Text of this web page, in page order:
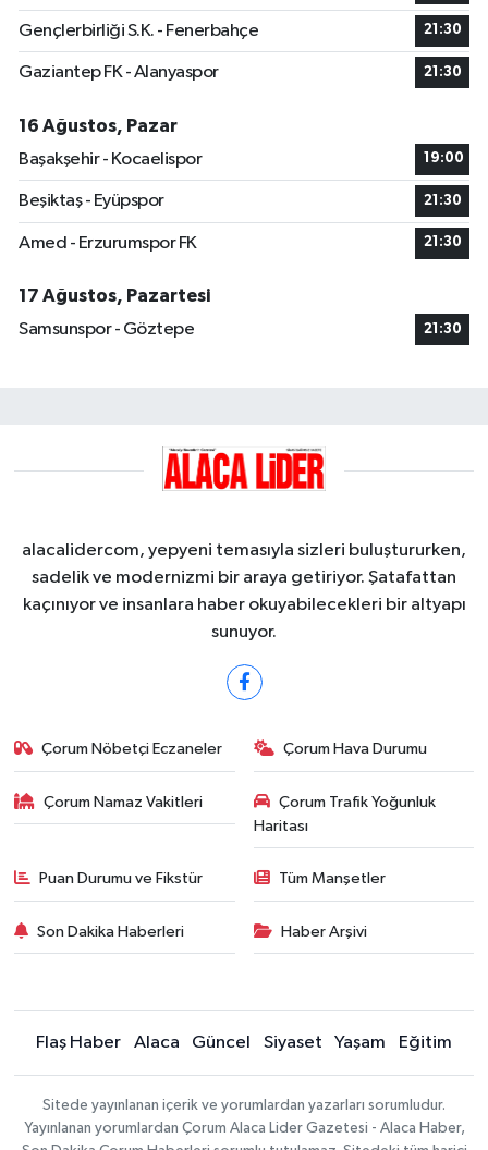
Gençlerbirliği S.K. - Fenerbahçe 21:30
Gaziantep FK - Alanyaspor 21:30
16 Ağustos, Pazar
Başakşehir - Kocaelispor
19:00
Beşiktaş - Eyüpspor 21:30
Amed - Erzurumspor FK 21:30
17 Ağustos, Pazartesi
Samsunspor - Göztepe
21:30
alacalidercom, yepyeni temasıyla sizleri buluştururken,
sadelik ve modernizmi bir araya getiriyor. Şatafattan
kaçınıyor ve insanlara haber okuyabilecekleri bir altyapı
sunuyor.
Çorum Nöbetçi Eczaneler Çorum Hava Durumu
Çorum Namaz Vakitleri
Çorum Trafik Yoğunluk
Haritası
Puan Durumu ve Fikstür Tüm Manşetler
Son Dakika Haberleri Haber Arşivi
Flaş Haber Alaca Güncel Siyaset Yaşam Eğitim
Sitede yayınlanan içerik ve yorumlardan yazarları sorumludur.
Yayınlanan yorumlardan Çorum Alaca Lider Gazetesi - Alaca Haber,